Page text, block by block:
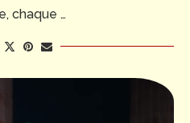
chaque …